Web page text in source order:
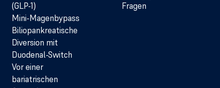
(GLP-1)
Mini-Magenbypass
Biliopankreatische
Diversion mit
Duodenal-Switch
Vor einer
bariatrischen
Fragen